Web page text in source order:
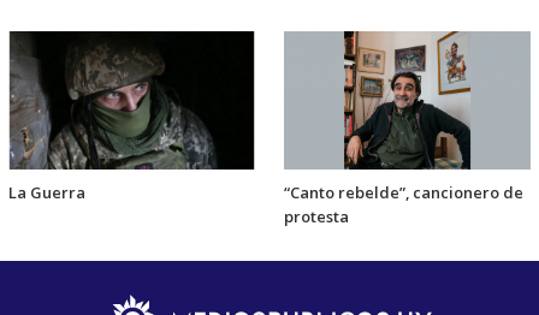
La Guerra
“Canto rebelde”, cancionero de
protesta